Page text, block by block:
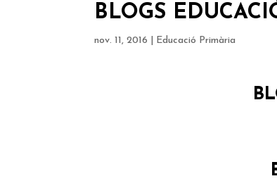
BLOGS
nov. 11, 2016 Educació Primària